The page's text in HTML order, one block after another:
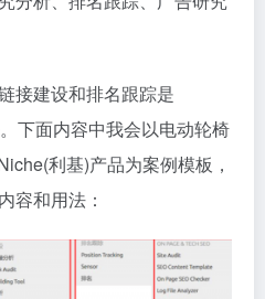
接建设和排名跟踪是
下面内容中我会以电动轮椅
利基)产品为案例模板，
容和用法：